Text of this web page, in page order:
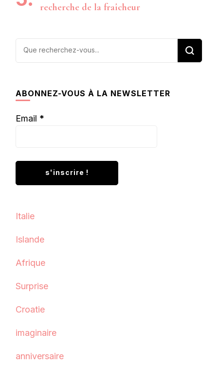
recherche de la fraîcheur
Vous
ABONNEZ-VOUS À LA NEWSLETTER
Email *
Italie
Islande
Afrique
Surprise
Croatie
imaginaire
anniversaire